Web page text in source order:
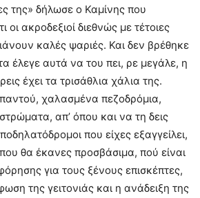
της» δήλωσε ο Καμίνης που
ακροδεξιοί διεθνώς με τέτοιες
καλές ψαριές. Και δεν βρέθηκε
έλεγε αυτά να του πει, ρε μεγάλε, η
έχει τα τρισάθλια χάλια της.
χαλασμένα πεζοδρόμια,
απ’ όπου και να τη δεις
που είχες εξαγγείλει,
θα έκανες προσβάσιμα, πού είναι
για τους ξένους επισκέπτες,
της γειτονιάς και η ανάδειξη της